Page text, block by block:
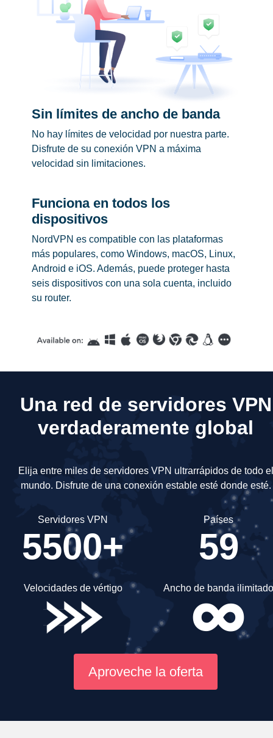
Sin límites de ancho de banda
No hay límites de velocidad por nuestra parte.
Disfrute de su conexión VPN a máxima
velocidad sin limitaciones.
Funciona en todos los
dispositivos
NordVPN es compatible con las plataformas
más populares, como Windows, macOS, Linux,
Android e iOS. Además, puede proteger hasta
seis dispositivos con una sola cuenta, incluido
su router.
Una red de servidores VPN
verdaderamente global
Elija entre miles de servidores VPN ultrarrápidos de todo el
mundo. Disfrute de una conexión estable esté donde esté.
Servidores VPN
5500+
Países
59
Velocidades de vértigo Ancho de banda ilimitado
Aproveche la oferta